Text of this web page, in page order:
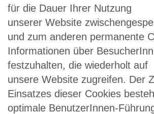
für die Dauer Ihrer Nutzung
unserer Website
und zum anderen permanente
Informationen über
festzuhalten, die wiederholt auf
unsere Website zugreifen. Der
Einsatzes dieser Cookies
optimale BenutzerInnen-